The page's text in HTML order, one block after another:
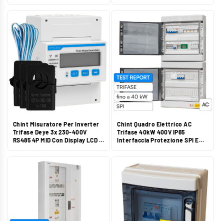
Chint Misuratore Per Inverter
Trifase Deye 3x 230-400V
RS485 4P MID Con Display LCD E
Chint Quadro Elettrico AC
Trifase 40kW 400V IP65
Interfaccia Protezione SPI E